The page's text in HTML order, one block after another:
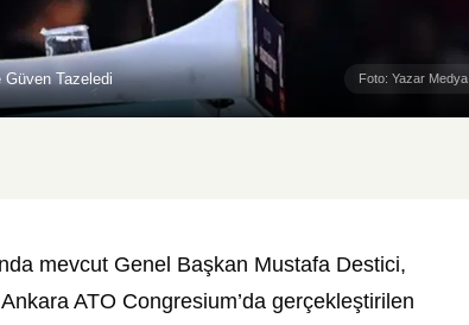
Tazeledi Foto: Yazar Medya
mevcut Genel Başkan Mustafa Destici,
ATO Congresium’da gerçekleştirilen